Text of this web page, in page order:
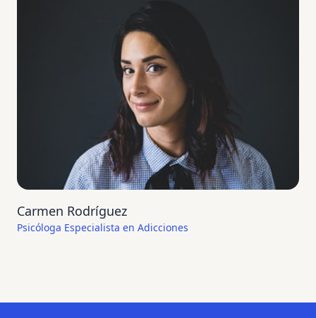
Carmen Rodríguez
Psicóloga Especialista en Adicciones